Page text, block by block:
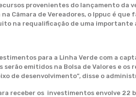
provenientes do lançamento da
na Câmara de Vereadores, o Ippuc é
na requalificação de uma importante
para a Linha Verde com a
serão emitidos na Bolsa de Valores e
de desenvolvimento”, disse o
receber os investimentos envolve 22